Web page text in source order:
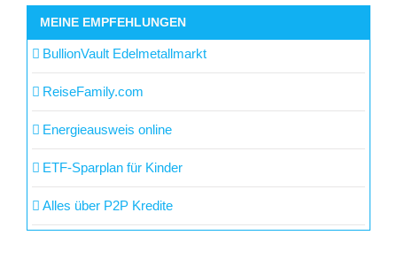
MEINE EMPFEHLUNGEN
BullionVault Edelmetallmarkt
ReiseFamily.com
Energieausweis online
ETF-Sparplan für Kinder
Alles über P2P Kredite